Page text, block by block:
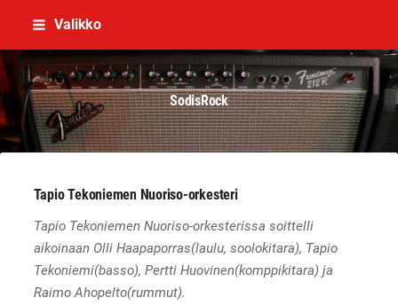
Siirry
sisältöön
Valikko
SodisRock
Tapio Tekoniemen Nuoriso-orkesteri
Tapio Tekoniemen Nuoriso-orkesterissa soittelli
aikoinaan Olli Haapaporras(laulu, soolokitara), Tapio
Tekoniemi(basso), Pertti Huovinen(komppikitara) ja
Raimo Ahopelto(rummut).